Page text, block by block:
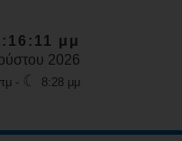
μμ
2026
- ☾ 8:28 μμ